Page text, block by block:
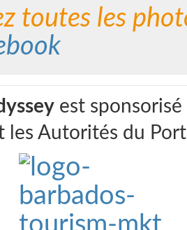
toutes les
est
les Autorités du